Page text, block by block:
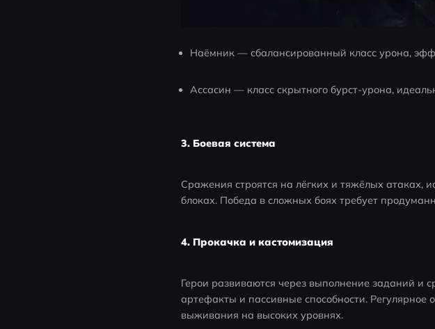
Наёмник — сбалансированный класс урона,
Ассасин — класс скрытного бурст-урона,
3. Боевая система
Сражения строятся на лёгких и тяжёлых атаках,
блоках. Победа в сложных боях требует
4. Прокачка и кастомизация
Герои развиваются через выполнение заданий
артефакты и пассивные способности.
выживания на высоких уровнях.